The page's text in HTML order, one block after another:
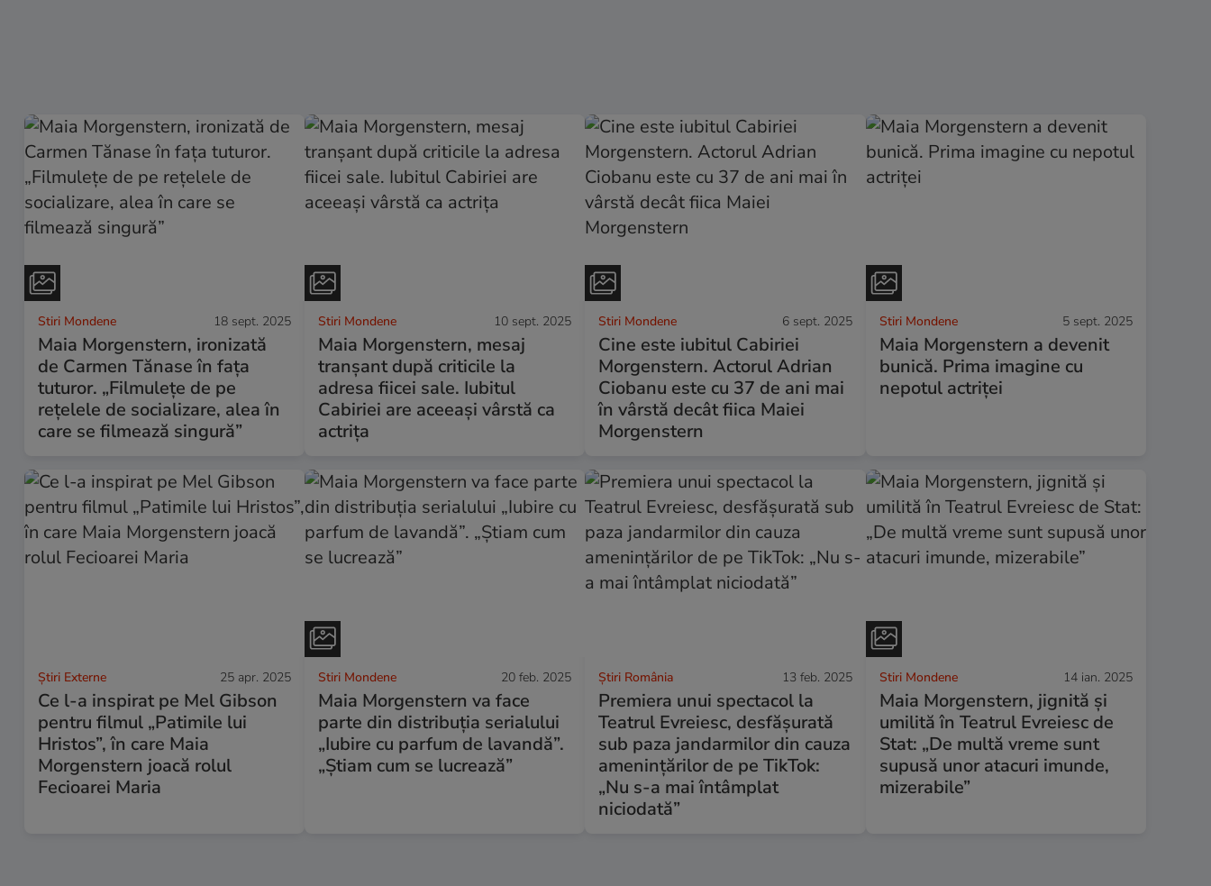
Stiri Mondene 18 sept. 2025
Maia Morgenstern, ironizată
de Carmen Tănase în fața
tuturor. „Filmulețe de pe
rețelele de socializare, alea în
care se filmează singură”
Stiri Mondene 10 sept. 2025
Maia Morgenstern, mesaj
tranșant după criticile la
adresa fiicei sale. Iubitul
Cabiriei are aceeași vârstă ca
actrița
Stiri Mondene 6 sept. 2025
Cine este iubitul Cabiriei
Morgenstern. Actorul Adrian
Ciobanu este cu 37 de ani mai
în vârstă decât fiica Maiei
Morgenstern
Stiri Mondene 5 sept. 2025
Maia Morgenstern a devenit
bunică. Prima imagine cu
nepotul actriței
Știri Externe 25 apr. 2025
Ce l-a inspirat pe Mel Gibson
pentru filmul „Patimile lui
Hristos”, în care Maia
Morgenstern joacă rolul
Fecioarei Maria
Stiri Mondene 20 feb. 2025
Maia Morgenstern va face
parte din distribuția serialului
„Iubire cu parfum de lavandă”.
„Știam cum se lucrează”
Știri România 13 feb. 2025
Premiera unui spectacol la
Teatrul Evreiesc, desfășurată
sub paza jandarmilor din cauza
amenințărilor de pe TikTok:
„Nu s-a mai întâmplat
niciodată”
Stiri Mondene 14 ian. 2025
Maia Morgenstern, jignită și
umilită în Teatrul Evreiesc de
Stat: „De multă vreme sunt
supusă unor atacuri imunde,
mizerabile”